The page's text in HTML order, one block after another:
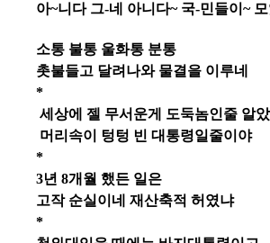
아~니다 그-네 아니다~ 국-민들이~ 모
소통 불통 울화통 분통
촛불들고 달려나와 물결을 이루네
*
세상에 젤 무서운게 도둑놈인줄 알았
머리속이 텅텅 빈 대통령일줄이야
*
3년 8개월 했든 일은
고작 순실이네 재산축적 허였냐
*